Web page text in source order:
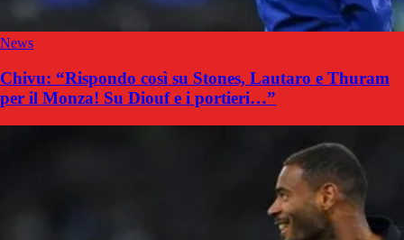
News
Chivu: “Rispondo così su Stones, Lautaro e Thuram
per il Monza! Su Diouf e i portieri…”